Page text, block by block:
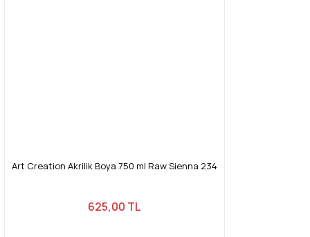
Art Creation Akrilik Boya 750 ml Raw Sienna 234
625,00 TL